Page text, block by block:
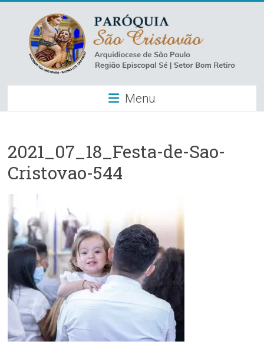
content
Paróquia
São
–
Luz
Arquidiocese
de
São
Paulo
–
Região
Episcopal
Sé
Setor
Bom
Menu
2021_07_18_Festa-de-Sao-
Cristovao-544